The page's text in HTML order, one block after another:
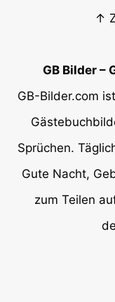
↑
GB Bilder –
GB-Bilder.com
Sprüchen.
Gute Nacht,
zum Teilen